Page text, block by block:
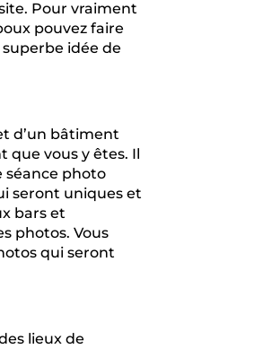
Pour vraiment
pouvez faire
idée de
d’un bâtiment
que vous y êtes. Il
séance photo
seront uniques et
bars et
photos. Vous
qui seront
lieux de